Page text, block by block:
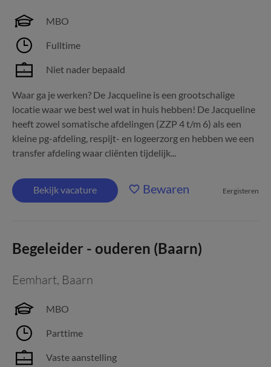
MBO
Fulltime
Niet nader bepaald
Waar ga je werken? De Jacqueline is een grootschalige
locatie waar we best wel wat in huis hebben! De Jacqueline
heeft zowel somatische afdelingen (ZZP 4 t/m 6) als een
kleine pg-afdeling, respijt- en logeerzorg en hebben we een
transfer afdeling waar cliënten tijdelijk...
Bekijk vacature Bewaren Eergisteren
Begeleider - ouderen (Baarn)
Eemhart, Baarn
MBO
Parttime
Vaste aanstelling